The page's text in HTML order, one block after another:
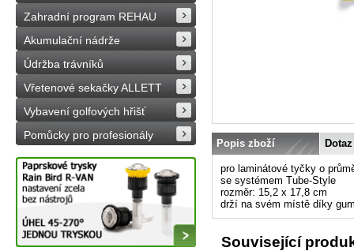
Zahradní program REHAU
Akumulační nádrže
Údržba trávníků
Vřetenové sekačky ALLETT
Vybavení golfových hřišť
Pomůcky pro profesionály
Popis zboží
pro laminátové tyčky o
se systémem Tube-Style
rozměr: 15,2 x 17,8 cm
drží na svém místě díky
Související